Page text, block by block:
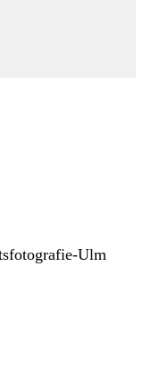
Ulm